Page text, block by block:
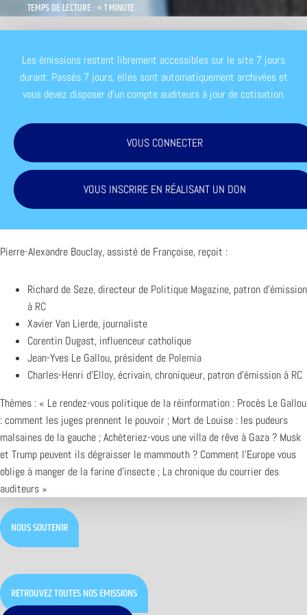
TEMPS DE LECTURE : < 1 MINUTE
Les émissions restent librement accessibles sur le site 7 jours
durant. Passés 7 jours, elles sont automatiquement archivées et
vous devez disposer d'un compte auditeurs à jour de cotisation.
VOUS CONNECTER
VOUS INSCRIRE EN RÉALISANT UN DON
Pierre-Alexandre Bouclay, assisté de Françoise, reçoit :
Richard de Seze, directeur de Politique Magazine, patron d’émission
à RC
Xavier Van Lierde, journaliste
Corentin Dugast, influenceur catholique
Jean-Yves Le Gallou, président de Polemia
Charles-Henri d’Elloy, écrivain, chroniqueur, patron d’émission à RC
Thèmes : « Le rendez-vous politique de la réinformation : Procès Le Gallou
: comment les juges prennent le pouvoir ; Mort de Louise : les pudeurs
malsaines de la gauche ; Achèteriez-vous une villa de rêve à Gaza ? Musk
et Trump peuvent ils dégraisser le mammouth ? Comment l’Europe vous
oblige à manger de la farine d’insecte ; La chronique du courrier des
auditeurs »
NOUS SOUTENIR
RETROUVEZ TOUTES NOS ÉMISSIONS